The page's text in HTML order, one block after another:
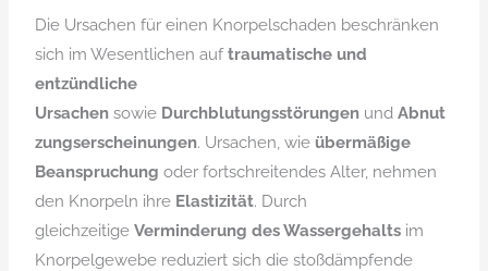
Die Ursachen für einen Knorpelschaden beschränken
sich im Wesentlichen auftraumatische und
entzündliche
Ursachen sowie Durchblutungsstörungen undAbnut
zungserscheinungen. Ursachen, wie übermäßige
Beanspruchung oder fortschreitendes Alter, nehmen
den Knorpeln ihre Elastizität. Durch
gleichzeitigeVerminderung des Wassergehalts im
Knorpelgewebe reduziert sich die stoßdämpfende